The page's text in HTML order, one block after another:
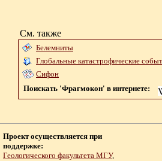
См. также
Белемниты
Глобальные катастрофические
Сифон
Поискать 'Фрагмокон' в интернете:
Проект осуществляется при
поддержке:
Геологического факультета МГУ,